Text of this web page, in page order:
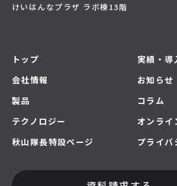
けいはんなプラザ ラボ棟13階
トップ
会社情報
製品
テクノロジー
秋山隊長特設ページ
実績・導
お知らせ
コラム
オンライ
プライバ